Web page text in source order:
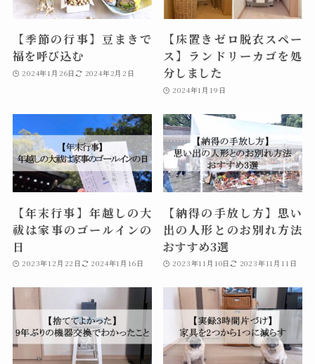
【季節の行事】豆まきで
福を呼び込む
2024年1月26日 2024年2月2日
【床置きゼロ脱衣スペー
ス】ランドリーカゴを処
分しました
2024年1月19日
【年末行事】年越しの大
祓は家事のゴールインの
日
2023年12月22日 2024年1月16日
【納得の手放し方】思い
出の人形とのお別れ方法
おすすめ3選
2023年11月10日 2023年11月11日